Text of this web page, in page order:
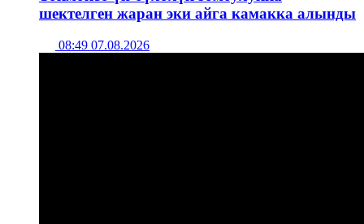
шектелген жаран эки айга камакка алынды
08:49 07.08.2026